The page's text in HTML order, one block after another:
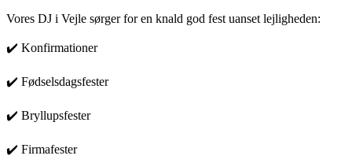
Vores DJ i Vejle sørger for en knald god fest uanset lejligheden:
✔️ Konfirmationer
✔️ Fødselsdagsfester
✔️ Bryllupsfester
✔️ Firmafester